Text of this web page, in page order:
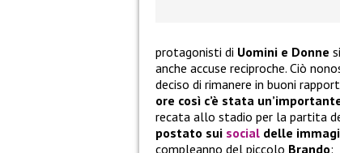
protagonisti di Uomini e Donne
anche accuse reciproche. Ciò
deciso di rimanere in buoni
ore così c’è stata
recata allo stadio per la partita
postato sui social delle
compleanno del piccolo Brando: